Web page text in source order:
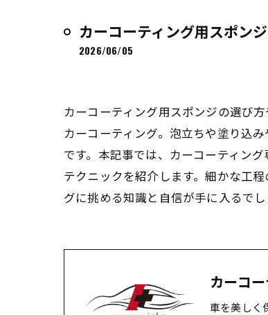
カーコーティング用スポン
2026/06/05
カーコーティング用スポンジの選び
カーコーティング。泡立ちや塗り込
です。本記事では、カーコーティン
テクニックを紹介します。細かな工
グに挑める知識と自信が手に入るでし
カーコ
車を美しく